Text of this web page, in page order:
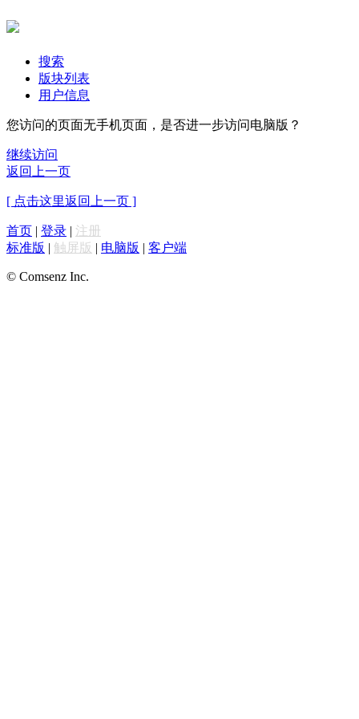
搜索
版块列表
用户信息
您访问的页面无手机页面，是否进一步访问电脑版？
继续访问
返回上一页
[ 点击这里返回上一页 ]
首页 | 登录 | 注册
标准版 | 触屏版 | 电脑版 | 客户端
© Comsenz Inc.